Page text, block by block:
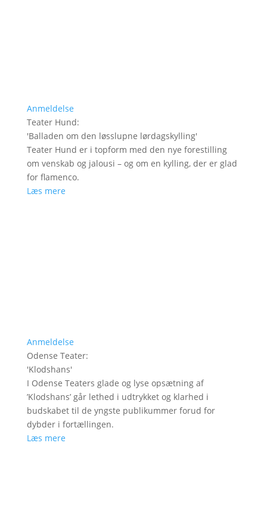
Anmeldelse
Teater Hund:
'Balladen om den løsslupne lørdagskylling'
Teater Hund er i topform med den nye forestilling
om venskab og jalousi – og om en kylling, der er glad
for flamenco.
Læs mere
Anmeldelse
Odense Teater:
'Klodshans'
I Odense Teaters glade og lyse opsætning af
’Klodshans’ går lethed i udtrykket og klarhed i
budskabet til de yngste publikummer forud for
dybder i fortællingen.
Læs mere